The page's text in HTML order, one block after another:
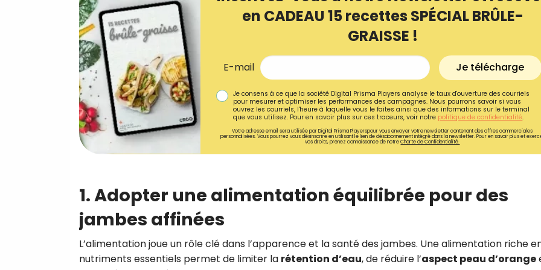
en CADEAU 15 recettes SPÉCIAL BRÛLE-
GRAISSE !
E-mail Je télécharge
Je consens à ce que la société Digital Prisma Players analyse le taux d'ouverture des courriels
pour mesurer et optimiser les performances des campagnes. Nous pourrons savoir si vous
ouvrez les courriels, l'heure à laquelle vous le faites ainsi que des informations sur le terminal
que vous utilisez. Pour en savoir plus sur ces traceurs, voir notre politique de confidentialité.
Votre adresse email sera utilisée par Digital Prisma Playerspour vous envoyer votre newsletter contenant des offres commerciales
personnalisées. Vous pourrez vous désinscrire en utilisant le lien de désabonnement intégré dans la newsletter. Pour en savoir plus et
vos droits, prenez connaissance de notreCharte de Confidentialité.
1. Adopter une alimentation équilibrée pour des
jambes affinées
L’alimentation joue un rôle clé dans l’apparence et la santé des jambes. Une alimentation riche
nutriments essentiels permet de limiter la rétention d’eau, de réduire l’aspect peau d’orange
Recevez gratuitement
!
Ainsi que la newsletter